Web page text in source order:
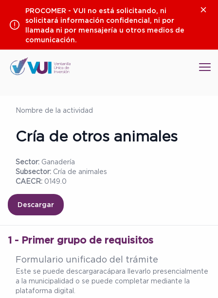
contenido
PROCOMER - VUI no está solicitando, ni
solicitará información confidencial, ni por
llamada ni por mensajería u otros medios de
comunicación.
Nombre de la actividad
Cría de otros animales
Sector: Ganadería
Subsector: Cría de animales
CAECR: 0149.0
Descargar
1 - Primer grupo de requisitos
Formulario unificado del trámite
Este se puede descargaracápara llevarlo presencialmente
a la municipalidad o se puede completar mediante la
plataforma digital.